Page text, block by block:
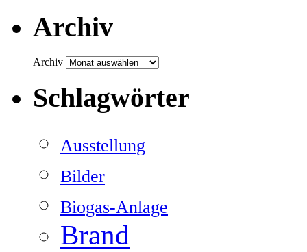
Archiv
Archiv
Schlagwörter
Ausstellung
Bilder
Biogas-Anlage
Brand